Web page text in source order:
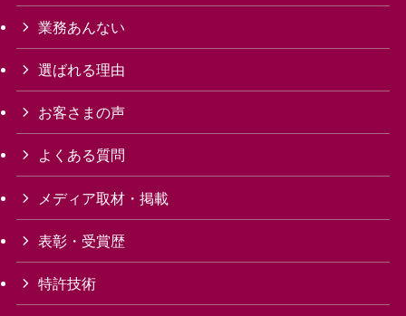
業務あんない
選ばれる理由
お客さまの声
よくある質問
メディア取材・掲載
表彰・受賞歴
特許技術